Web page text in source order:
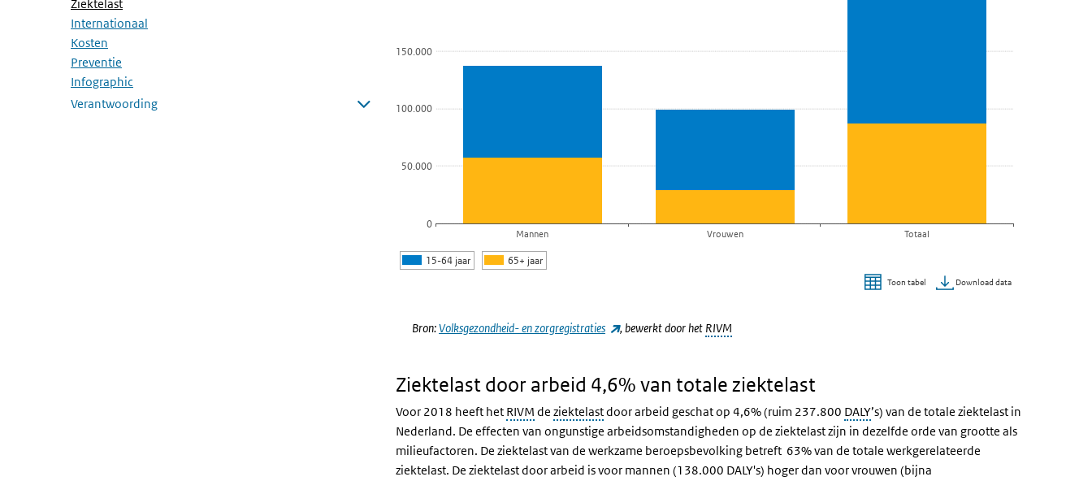
Ziektelast
Internationaal
Kosten
Preventie
Infographic
Verantwoording
15-64 jaar 65+ jaar
0
50.000
100.000
150.000
Mannen Vrouwen Totaal
Toon tabel Download data
Bron:Volksgezondheid- en zorgregistraties (externe link)
, bewerkt door het RIVM
Ziektelast door arbeid 4,6% van totale ziektelast
Voor 2018 heeft het RIVM de ziektelastdoor arbeid geschat op 4,6% (ruim 237.800 DALY’s) van de totale ziektelast in
Nederland. De effecten van ongunstige arbeidsomstandigheden op de ziektelast zijn in dezelfde orde van grootte als
milieufactoren. De ziektelast van de werkzame beroepsbevolking betreft 63% van de totale werkgerelateerde
ziektelast. De ziektelast door arbeid is voor mannen (138.000 DALY's) hoger dan voor vrouwen (bijna